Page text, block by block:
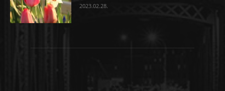
2023.02.28.